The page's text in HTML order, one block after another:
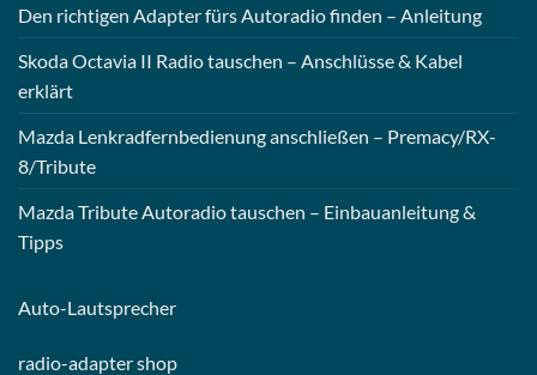
Den richtigen Adapter fürs Autoradio finden – Anleitung
Skoda Octavia II Radio tauschen – Anschlüsse & Kabel
erklärt
Mazda Lenkradfernbedienung anschließen – Premacy/RX-
8/Tribute
Mazda Tribute Autoradio tauschen – Einbauanleitung &
Tipps
Auto-Lautsprecher
radio-adapter shop